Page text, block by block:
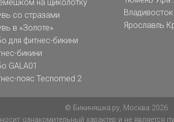
на щиколотку
со стразами
в «Золоте»
для фитнес-бикини
бикини
GALA01
пояс Tecnomed 2
Владивосток
Ярославль
© Бикиняшка.ру, Москва 2026
ознакомительный характер и не является